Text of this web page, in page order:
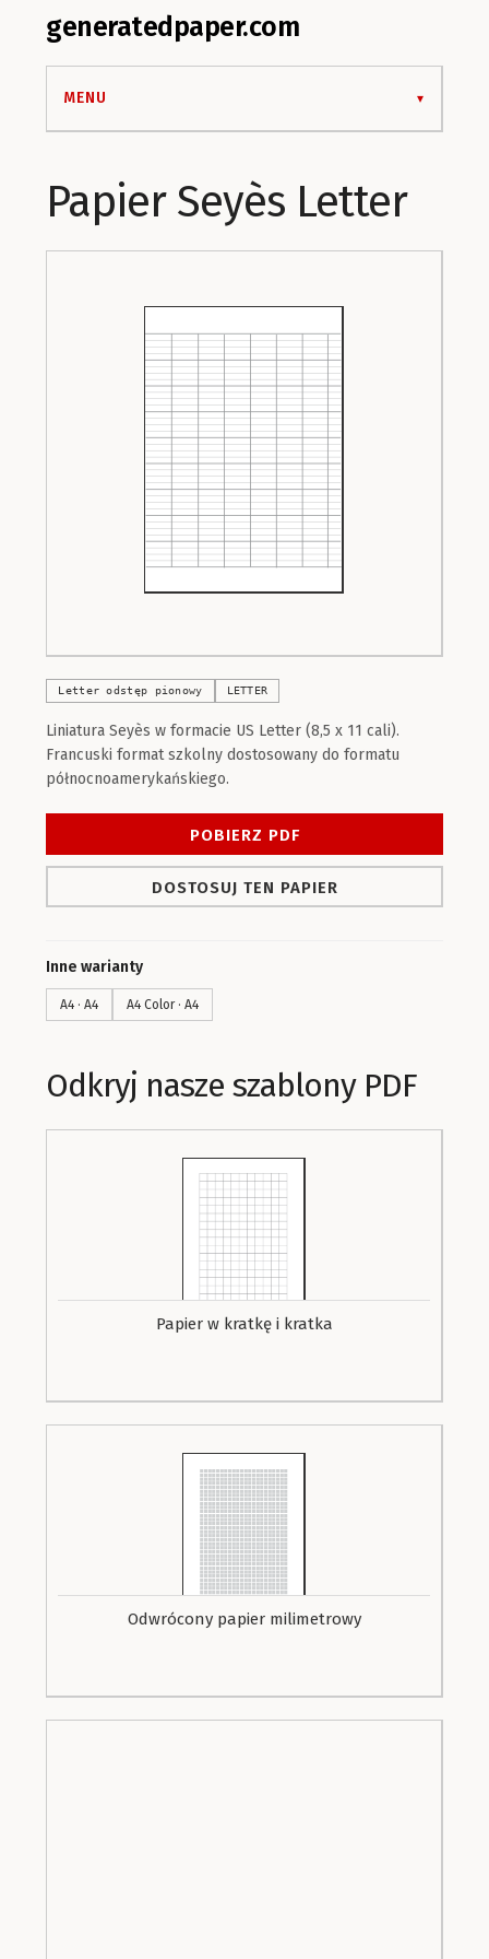
generatedpaper.com
MENU
Papier Seyès Letter
Letter odstęp pionowy LETTER
Liniatura Seyès w formacie US Letter (8,5 x 11 cali).
Francuski format szkolny dostosowany do formatu
północnoamerykańskiego.
POBIERZ PDF
DOSTOSUJ TEN PAPIER
Inne warianty
A4 · A4 A4 Color · A4
Odkryj nasze szablony PDF
Papier w kratkę i kratka
Odwrócony papier milimetrowy